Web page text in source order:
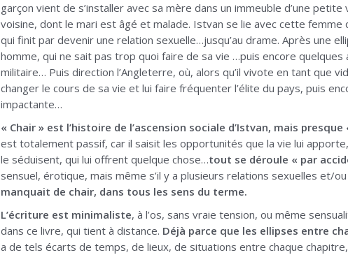
garçon vient de s’installer avec sa mère dans un immeuble d’une
voisine, dont le mari est âgé et malade. Istvan se lie avec cette femme
qui finit par devenir une relation sexuelle…jusqu’au drame. Après une
homme, qui ne sait pas trop quoi faire de sa vie …puis encore
militaire… Puis direction l’Angleterre, où, alors qu’il vivote en tant que
changer le cours de sa vie et lui faire fréquenter l’élite du pays, puis
impactante…
« Chair » est l’histoire de l’ascension sociale d’Istvan, mais presque
est totalement passif, car il saisit les opportunités que la vie lui
le séduisent, qui lui offrent quelque chose…tout se déroule « par
sensuel, érotique, mais même s’il y a plusieurs relations sexuelles et/
manquait de chair, dans tous les sens du terme.
L’écriture est minimaliste, à l’os, sans vraie tension, ou même
dans ce livre, qui tient à distance. Déjà parce que les ellipses entre
a de tels écarts de temps, de lieux, de situations entre chaque